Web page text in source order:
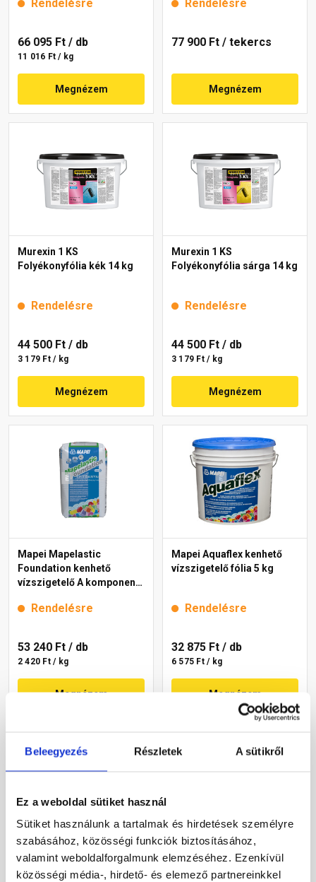
Beleegyezés Részletek A sütikről
Ez a weboldal sütiket használ
Sütiket használunk a tartalmak és hirdetések személyre
szabásához, közösségi funkciók biztosításához,
valamint weboldalforgalmunk elemzéséhez. Ezenkívül
közösségi média-, hirdető- és elemező partnereinkkel
Rendelésre
66 095 Ft / db
11 016 Ft / kg
Megnézem
Rendelésre
77 900 Ft / tekercs
Megnézem
Murexin 1 KS
Folyékonyfólia kék 14 kg
Rendelésre
44 500 Ft / db
3 179 Ft / kg
Megnézem
Murexin 1 KS
Folyékonyfólia sárga 14 kg
Rendelésre
44 500 Ft / db
3 179 Ft / kg
Megnézem
Mapei Mapelastic
Foundation kenhető
vízszigetelő A komponens
Rendelésre
53 240 Ft / db
2 420 Ft / kg
Megnézem
Mapei Aquaflex kenhető
vízszigetelő fólia 5 kg
Rendelésre
32 875 Ft / db
6 575 Ft / kg
Megnézem
Mapei Aquaflex Roof Plus
HR szálerősítéses kenhető
Mapei Aquaflex Roof Plus
szálerősítéses kenhető